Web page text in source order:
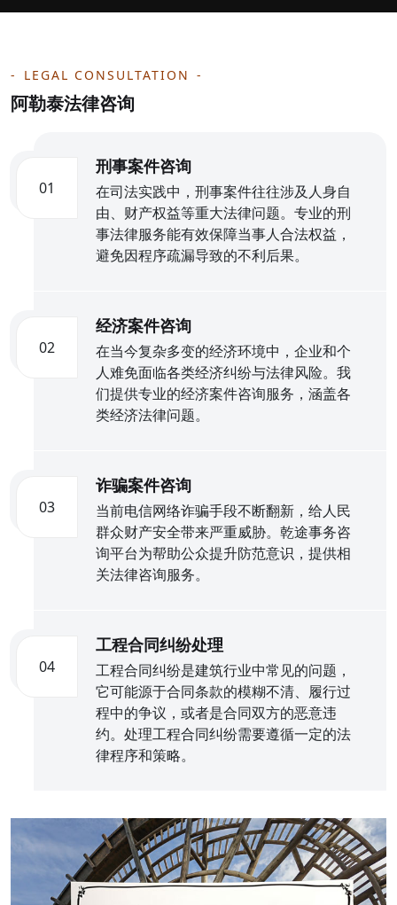
LEGAL CONSULTATION
阿勒泰法律咨询
01
刑事案件咨询
在司法实践中，刑事案件往往涉及人身自
由、财产权益等重大法律问题。专业的刑
事法律服务能有效保障当事人合法权益，
避免因程序疏漏导致的不利后果。
02
经济案件咨询
在当今复杂多变的经济环境中，企业和个
人难免面临各类经济纠纷与法律风险。我
们提供专业的经济案件咨询服务，涵盖各
类经济法律问题。
03
诈骗案件咨询
当前电信网络诈骗手段不断翻新，给人民
群众财产安全带来严重威胁。乾途事务咨
询平台为帮助公众提升防范意识，提供相
关法律咨询服务。
04
工程合同纠纷处理
工程合同纠纷是建筑行业中常见的问题，
它可能源于合同条款的模糊不清、履行过
程中的争议，或者是合同双方的恶意违
约。处理工程合同纠纷需要遵循一定的法
律程序和策略。